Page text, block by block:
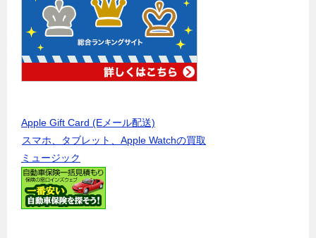
Apple Gift Card (Eメール配送)
スマホ、タブレット、Apple Watchの買取
ミュージック